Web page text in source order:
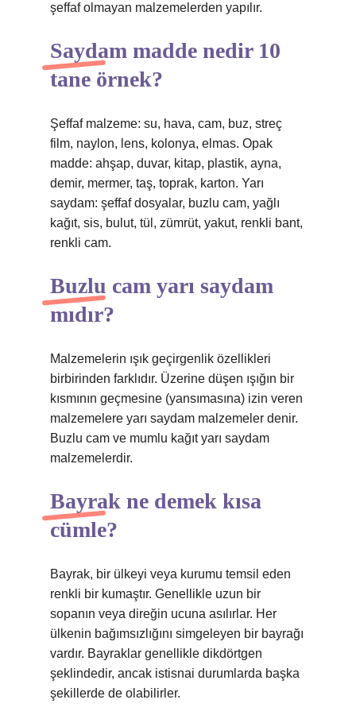
şeffaf olmayan malzemelerden yapılır.
Saydam madde nedir 10
tane örnek?
Şeffaf malzeme: su, hava, cam, buz, streç
film, naylon, lens, kolonya, elmas. Opak
madde: ahşap, duvar, kitap, plastik, ayna,
demir, mermer, taş, toprak, karton. Yarı
saydam: şeffaf dosyalar, buzlu cam, yağlı
kağıt, sis, bulut, tül, zümrüt, yakut, renkli bant,
renkli cam.
Buzlu cam yarı saydam
mıdır?
Malzemelerin ışık geçirgenlik özellikleri
birbirinden farklıdır. Üzerine düşen ışığın bir
kısmının geçmesine (yansımasına) izin veren
malzemelere yarı saydam malzemeler denir.
Buzlu cam ve mumlu kağıt yarı saydam
malzemelerdir.
Bayrak ne demek kısa
cümle?
Bayrak, bir ülkeyi veya kurumu temsil eden
renkli bir kumaştır. Genellikle uzun bir
sopanın veya direğin ucuna asılırlar. Her
ülkenin bağımsızlığını simgeleyen bir bayrağı
vardır. Bayraklar genellikle dikdörtgen
şeklindedir, ancak istisnai durumlarda başka
şekillerde de olabilirler.